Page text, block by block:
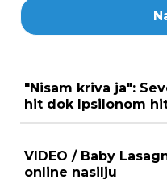
"Nisam kriva ja":
hit dok Ipsilonom
VIDEO / Baby
online nasilju